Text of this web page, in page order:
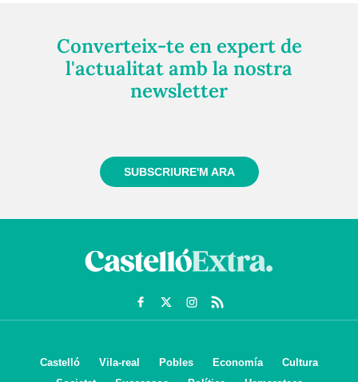
Converteix-te en expert de
l'actualitat amb la nostra
newsletter
SUBSCRIURE'M ARA
Castelló Vila-real Pobles Economía
Cultura